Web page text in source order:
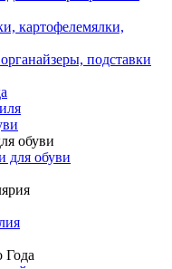
картофелемялки,
подставки
обуви
для обуви
Года